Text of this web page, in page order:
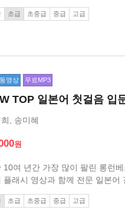
. 바꿔넣기 연습만 하던 기존
요한 문법 내용과 알아두면 좋
초급 초중급 중급 고급
영상 무료MP3
TOP 일본어 첫걸음 입
, 송미혜
10여 년간 가장 많이 팔린 롱런
플래시 영상과 함께 전문 일본
재(입문)는 총 26과로 구성되어
닐 시간이 없어 처음부터 집에
초급 초중급 중급 고급